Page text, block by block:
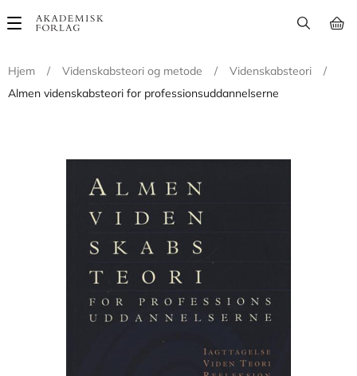
Main
Hjem
/ Videnskabsteori og metode / Videnskabsteori
/
Almen videnskabsteori for professionsuddannelserne